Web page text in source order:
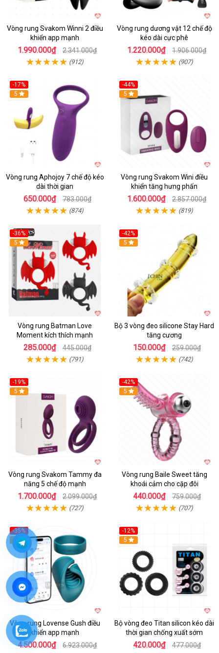
Vòng rung Svakom Winni 2 điều
khiển app mạnh
1.990.000₫ 2.341.000₫
(912)
Vòng rung dương vật 12 chế độ
kéo dài cực phê
1.220.000₫ 1.906.000₫
(907)
-17%
Hot
5
Vòng rung Aphojoy 7 chế độ kéo
dài thời gian
650.000₫ 783.000₫
(874)
-44%
5
Vòng rung Svakom Wini điều
khiển tăng hưng phấn
1.600.000₫ 2.857.000₫
(819)
-36%
5
Vòng rung Batman Love
Moment kích thích mạnh
285.000₫ 445.000₫
(791)
-42%
5
Bộ 3 vòng đeo silicone Stay Hard
tăng cương
150.000₫ 259.000₫
(742)
-19%
5
Vòng rung Svakom Tammy đa
năng 5 chế độ mạnh
1.700.000₫ 2.099.000₫
(727)
-42%
5
Vòng rung Baile Sweet tăng
khoái cảm cho cặp đôi
440.000₫ 759.000₫
(707)
-35%
Hot
5
Vòng rung Lovense Gush điều
khiển app mạnh
4.500.000₫ 6.923.000₫
-12%
5
Bộ vòng đeo Titan silicon kéo dài
thời gian chống xuất sớm
420.000₫ 477.000₫